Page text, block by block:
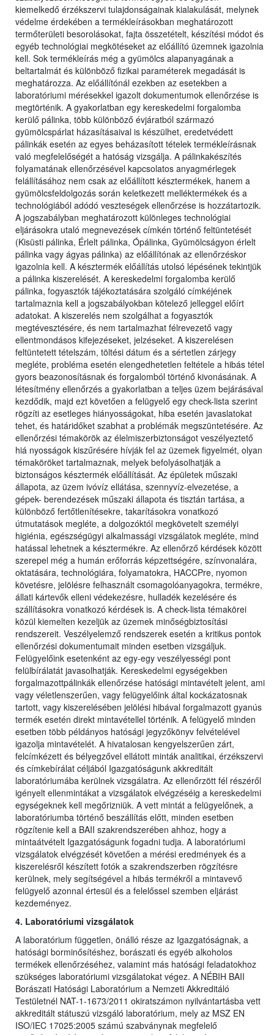
kiemelkedő érzékszervi tulajdonságainak kialakulását, melynek
védelme érdekében a termékleírásokban meghatározott
termőterületi besorolásokat, fajta összetételt, készítési módot és
egyéb technológiai megkötéseket az előállító üzemnek igazolnia
kell. Sok termékleírás még a gyümölcs alapanyagának a
beltartalmát és különböző fizikai paraméterek megadását is
meghatározza. Az előállítónál ezekben az esetekben a
laboratóriumi mérésekkel igazolt dokumentumok ellenőrzése is
megtörténik. A gyakorlatban egy kereskedelmi forgalomba
kerülő pálinka, több különböző évjáratból származó
gyümölcspárlat házasításaival is készülhet, eredetvédett
pálinkák esetén az egyes beházasított tételek termékleírásnak
való megfelelőségét a hatóság vizsgálja. A pálinkakészítés
folyamatának ellenőrzésével kapcsolatos anyagmérlegek
felállításához nem csak az előállított késztermékek, hanem a
gyümölcsfeldolgozás során keletkezett melléktermékek és a
technológiából adódó veszteségek ellenőrzése is hozzátartozik.
A jogszabályban meghatározott különleges technológiai
eljárásokra utaló megnevezések címkén történő feltüntetését
(Kisüsti pálinka, Érlelt pálinka, Ópálinka, Gyümölcságyon érlelt
pálinka vagy ágyas pálinka) az előállítónak az ellenőrzéskor
igazolnia kell. A késztermék előállítás utolsó lépésének tekintjük
a pálinka kiszerelését. A kereskedelmi forgalomba kerülő
pálinka, fogyasztók tájékoztatására szolgáló címkéjének
tartalmaznia kell a jogszabályokban kötelező jelleggel előírt
adatokat. A kiszerelés nem szolgálhat a fogyasztók
megtévesztésére, és nem tartalmazhat félrevezető vagy
ellentmondásos kifejezéseket, jelzéseket. A kiszerelésen
feltüntetett tételszám, töltési dátum és a sértetlen zárjegy
megléte, probléma esetén elengedhetetlen feltétele a hibás tétel
gyors beazonosításnak és forgalomból történő kivonásának. A
létesítmény ellenőrzés a gyakorlatban a teljes üzem bejárásával
kezdődik, majd ezt követően a felügyelő egy check-lista szerint
rögzíti az esetleges hiányosságokat, hiba esetén javaslatokat
tehet, és határidőket szabhat a problémák megszüntetésére. Az
ellenőrzési témakörök az élelmiszerbiztonságot veszélyeztető
hiá nyosságok kiszűrésére hívják fel az üzemek figyelmét, olyan
témaköröket tartalmaznak, melyek befolyásolhatják a
biztonságos késztermék előállítását. Az épületek műszaki
állapota, az üzem ivóvíz ellátása, szennyvíz-elvezetése, a
gépek- berendezések műszaki állapota és tisztán tartása, a
különböző fertőtlenítésekre, takarításokra vonatkozó
útmutatások megléte, a dolgozóktól megkövetelt személyi
higiénia, egészségügyi alkalmassági vizsgálatok megléte, mind
hatással lehetnek a késztermékre. Az ellenőrző kérdések között
szerepel még a humán erőforrás képzettségére, színvonalára,
oktatására, technológiára, folyamatokra, HACCPre, nyomon
követésre, jelölésre felhasznált csomagolóanyagokra, termékre,
állati kártevők elleni védekezésre, hulladék kezelésére és
szállításokra vonatkozó kérdések is. A check-lista témakörei
közül kiemelten kezeljük az üzemek minőségbiztosítási
rendszereit. Veszélyelemző rendszerek esetén a kritikus pontok
ellenőrzési dokumentumait minden esetben vizsgáljuk.
Felügyelőink esetenként az egy-egy veszélyességi pont
felülbírálatát javasolhatják. Kereskedelmi egységekben
forgalmazottpálinkák ellenőrzése hatósági mintavételt jelent, ami
vagy véletlenszerűen, vagy felügyelőink által kockázatosnak
tartott, vagy kiszerelésében jelölési hibával forgalmazott gyanús
termék esetén direkt mintavétellel történik. A felügyelő minden
esetben több példányos hatósági jegyzőkönyv felvételével
igazolja mintavételét. A hivatalosan kengyelszerűen zárt,
felcímkézett és bélyegzővel ellátott minták analitikai, érzékszervi
és címkebírálat céljából Igazgatóságunk akkreditált
laboratóriumába kerülnek vizsgálatra. Az ellenőrzött fél részéről
igényelt ellenmintákat a vizsgálatok elvégzéséig a kereskedelmi
egységeknek kell megőrizniük. A vett mintát a felügyelőnek, a
laboratóriumba történő beszállítás előtt, minden esetben
rögzítenie kell a BAII szakrendszerében ahhoz, hogy a
mintaátvételt Igazgatóságunk fogadni tudja. A laboratóriumi
vizsgálatok elvégzését követően a mérési eredmények és a
kiszerelésről készített fotók a szakrendszerben rögzítésre
kerülnek, mely segítségével a hibás termékről a mintavevő
felügyelő azonnal értesül és a felelőssel szemben eljárást
kezdeményez.
4. Laboratóriumi vizsgálatok
A laboratórium független, önálló része az Igazgatóságnak, a
hatósági borminősítéshez, borászati és egyéb alkoholos
termékek ellenőrzéséhez, valamint más hatósági feladatokhoz
szükséges laboratóriumi vizsgálatokat végez. A NÉBIH BAII
Borászati Hatósági Laboratórium a Nemzeti Akkreditáló
Testületnél NAT-1-1673/2011 okiratszámon nyilvántartásba vett
akkreditált státuszú vizsgáló laboratórium, mely az MSZ EN
ISO/IEC 17025:2005 számú szabványnak megfelelő